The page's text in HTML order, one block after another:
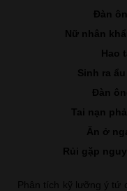
Đàn
Nữ nhân
Hao
Sinh ra
Đàn
Tai nạn
Ăn ở
Rủi gặp
Phân tích kỹ lưỡng ý tứ